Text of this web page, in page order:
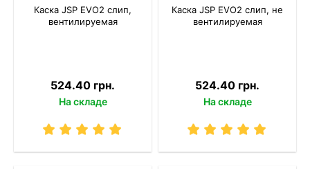
Каска JSP EVO2 слип,
вентилируемая
524.40 грн.
На складе
Каска JSP EVO2 слип, не
вентилируемая
524.40 грн.
На складе